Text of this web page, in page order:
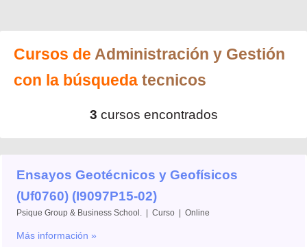
Cursos de Administración y Gestión
con la búsqueda tecnicos
3 cursos encontrados
Ensayos Geotécnicos y Geofísicos
(Uf0760) (I9097P15-02)
Psique Group & Business School. | Curso | Online
Más información »